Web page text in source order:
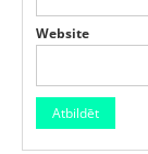
Website